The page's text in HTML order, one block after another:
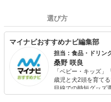
選び方
マイナビおすすめナビ編集部
担当：食品・ドリン
桑野 咲良
「ベビー・キッズ
歳児と犬2頭を育て
目線での時短グッズ
食品選び、束の間の